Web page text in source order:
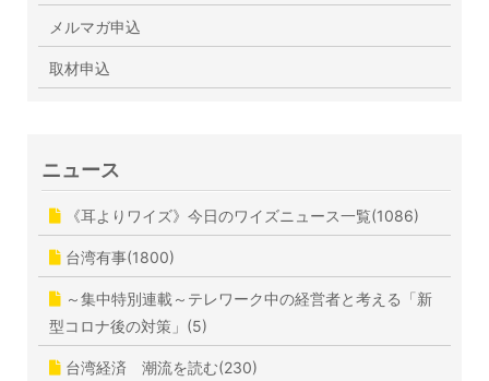
メルマガ申込
取材申込
ニュース
《耳よりワイズ》今日のワイズニュース一覧(1086)
台湾有事(1800)
～集中特別連載～テレワーク中の経営者と考える「新
型コロナ後の対策」(5)
台湾経済 潮流を読む(230)